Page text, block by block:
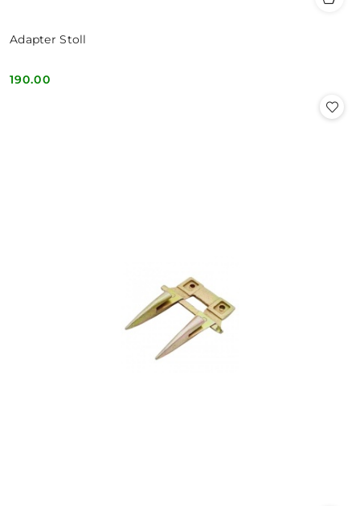
Adapter Stoll
Cena:
190.00